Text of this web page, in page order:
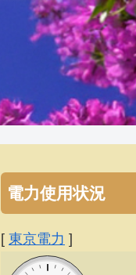
電力使用状況
[ 東京電力 ]